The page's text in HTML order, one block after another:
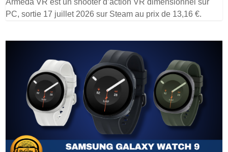
PC, sortie 17 juillet 2026 sur Steam au prix de 13,16 €.